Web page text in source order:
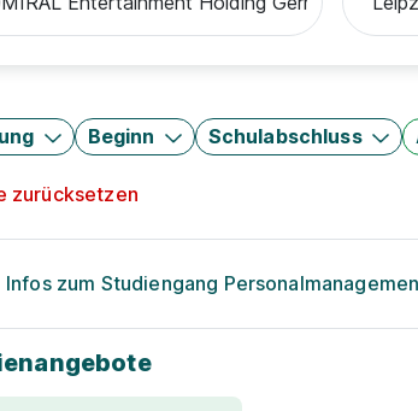
Beginn Schulabschluss
zurücksetzen
Infos zum Studiengang